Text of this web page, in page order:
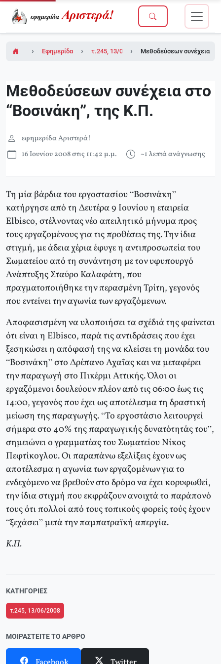
Εφημερίδα Αριστερά!τ.245, 13/06/2008Μεθοδεύσεων συνέχεια
Μεθοδεύσεων συνέχεια στο
“Βοσινάκη”, της Κ.Π.
εφημερίδα Αριστερά!
16 Ιουνίου 2008 στις 11:42 μ.μ.
~1 λεπτά ανάγνωσης
Τη μία βάρδια του εργοστασίου “Βοσινάκη”
κατήργησε από τη Δευτέρα 9 Ιουνίου η εταιρεία
Elbisco, στέλνοντας νέο απειλητικό μήνυμα προς
τους εργαζομένους για τις προθέσεις της. Την ίδια
στιγμή, με άδεια χέρια έφυγε η αντιπροσωπεία του
Σωματείου από τη συνάντηση με τον υφυπουργό
Ανάπτυξης Σταύρο Καλαφάτη, που
πραγματοποιήθηκε την περασμένη Τρίτη, γεγονός
που εντείνει την αγωνία των εργαζόμενων.
Αποφασισμένη να υλοποιήσει τα σχέδιά της φαίνεται
ότι είναι η Elbisco, παρά τις αντιδράσεις που έχει
ξεσηκώσει η απόφασή της να κλείσει τη μονάδα του
“Βοσινάκη” στο Δρέπανο Αχαΐας και να μεταφέρει
την παραγωγή στο Πικέρμι Αττικής. Όλοι οι
εργαζόμενοι δουλεύουν πλέον από τις 06:00 έως τις
14:00, γεγονός που έχει ως αποτέλεσμα τη δραστική
μείωση της παραγωγής. “Το εργοστάσιο λειτουργεί
σήμερα στο 40% της παραγωγικής δυνατότητάς του”,
σημειώνει ο γραμματέας του Σωματείου Νίκος
Πεφτίκογλου. Οι παραπάνω εξελίξεις έχουν ως
αποτέλεσμα η αγωνία των εργαζομένων για το
ενδεχόμενο να βρεθούν στο δρόμο να έχει κορυφωθεί,
την ίδια στιγμή που εκφράζουν ανοιχτά το παράπονό
τους ότι πολλοί από τους τοπικούς φορείς τούς έχουν
“ξεχάσει” μετά την παμπατραϊκή απεργία.
Κ.Π.
ΚΑΤΗΓΟΡΊΕΣ
τ.245, 13/06/2008
ΜΟΙΡΑΣΤΕΊΤΕ ΤΟ ΆΡΘΡΟ